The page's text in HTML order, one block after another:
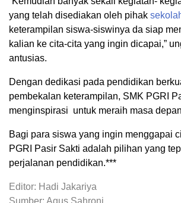
yang telah disediakan oleh pihak
keterampilan siswa-siswinya da siap
kalian ke cita-cita yang ingin dicapai,”
antusias.
Dengan dedikasi pada pendidikan
pembekalan keterampilan, SMK PGRI
menginspirasi untuk meraih masa
Bagi para siswa yang ingin menggapai
PGRI Pasir Sakti adalah pilihan yang
perjalanan pendidikan.***
Editor: Hadi Jakariya